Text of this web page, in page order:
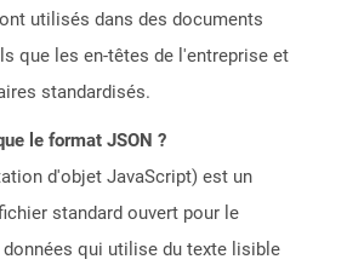
utilisés dans des documents
que les en-têtes de l'entreprise et
standardisés.
le format JSON ?
d'objet JavaScript) est un
standard ouvert pour le
données qui utilise du texte lisible